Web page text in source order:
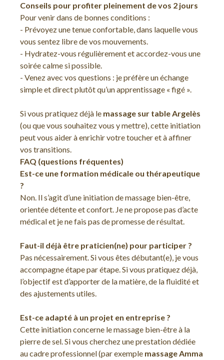
Conseils pour profiter pleinement de vos 2 jours
Pour venir dans de bonnes conditions :
- Prévoyez une tenue confortable, dans laquelle vous
vous sentez libre de vos mouvements.
- Hydratez-vous régulièrement et accordez-vous une
soirée calme si possible.
- Venez avec vos questions : je préfère un échange
simple et direct plutôt qu’un apprentissage « figé ».
Si vous pratiquez déjà le massage sur table Argelès
(ou que vous souhaitez vous y mettre), cette initiation
peut vous aider à enrichir votre toucher et à affiner
vos transitions.
FAQ (questions fréquentes)
Est-ce une formation médicale ou thérapeutique
?
Non. Il s’agit d’une initiation de massage bien-être,
orientée détente et confort. Je ne propose pas d’acte
médical et je ne fais pas de promesse de résultat.
Faut-il déjà être praticien(ne) pour participer ?
Pas nécessairement. Si vous êtes débutant(e), je vous
accompagne étape par étape. Si vous pratiquez déjà,
l’objectif est d’apporter de la matière, de la fluidité et
des ajustements utiles.
Est-ce adapté à un projet en entreprise ?
Cette initiation concerne le massage bien-être à la
pierre de sel. Si vous cherchez une prestation dédiée
au cadre professionnel (par exemple massage Amma